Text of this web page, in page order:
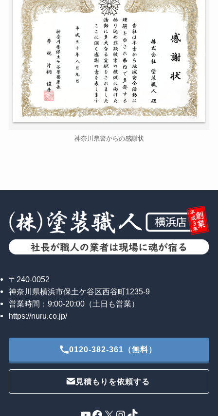
神奈川県警からの感謝状
〒240-0052
神奈川県横浜市保土ケ谷区西谷町1235-9
営業時間：9:00-20:00（土日も営業）
https://nuru.co.jp/
0120-382-361（無料）
見積もりを依頼する